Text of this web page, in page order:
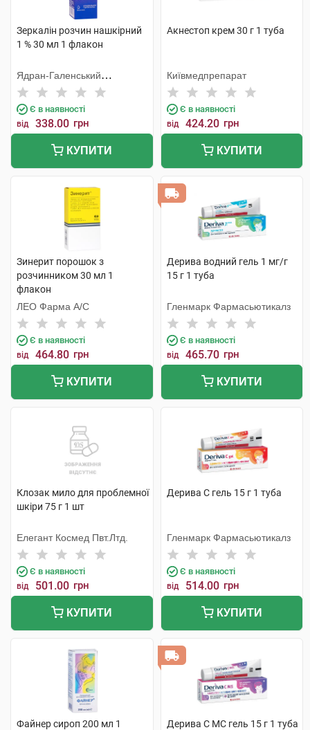
Зеркалін розчин нашкірний
1 % 30 мл 1 флакон
Ядран-Галенський
Лабораторій
Є в наявності
від 338.00 грн
КУПИТИ
Акнестоп крем 30 г 1 туба
Київмедпрепарат
Є в наявності
від 424.20 грн
КУПИТИ
Зинерит порошок з
розчинником 30 мл 1
флакон
ЛЕО Фарма А/С
Є в наявності
від 464.80 грн
КУПИТИ
Дерива водний гель 1 мг/г
15 г 1 туба
Гленмарк Фармасьютикалз
Є в наявності
від 465.70 грн
КУПИТИ
Клозак мило для проблемної
шкіри 75 г 1 шт
Елегант Космед Пвт.Лтд.
Є в наявності
від 501.00 грн
КУПИТИ
Дерива С гель 15 г 1 туба
Гленмарк Фармасьютикалз
Є в наявності
від 514.00 грн
КУПИТИ
Файнер сироп 200 мл 1
Дерива С MC гель 15 г 1 туба